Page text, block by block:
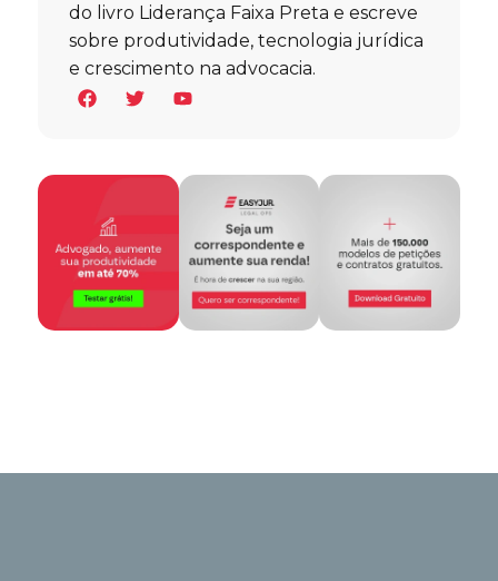
do livro Liderança Faixa Preta e escreve
sobre produtividade, tecnologia jurídica
e crescimento na advocacia.